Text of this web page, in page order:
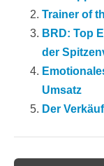
Trainer of
BRD: Top
der
Umsatz
Der